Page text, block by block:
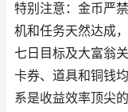
特别注意：金币严
机和任务天然达成
七日目标及大富翁
卡券、道具和铜钱
系是收益效率顶尖